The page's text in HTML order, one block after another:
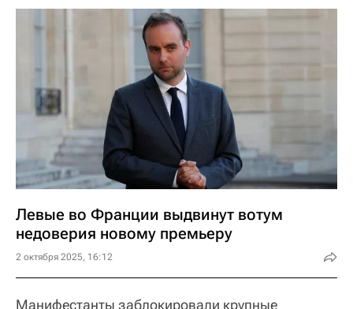
Левые во Франции выдвинут вотум
недоверия новому премьеру
2 октября 2025, 16:12
Манифестанты заблокировали крупные